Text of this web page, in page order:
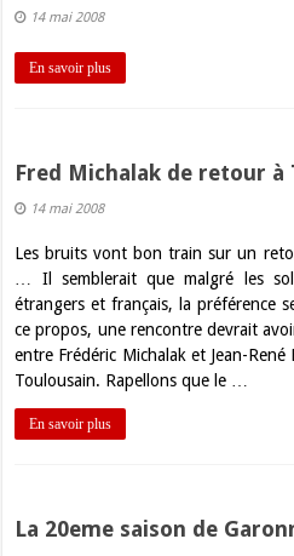
14 mai 2008
En savoir plus
Fred Michalak de retour à
14 mai 2008
Les bruits vont bon train sur un
… Il semblerait que malgré les
étrangers et français, la préférence
ce propos, une rencontre devrait
entre Frédéric Michalak et Jean-
Toulousain. Rapellons que le …
En savoir plus
La 20eme saison de